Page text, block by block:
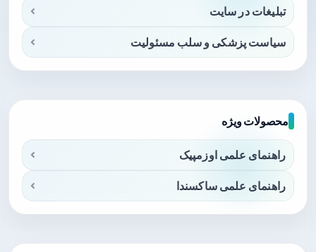
تبلیغات در سایت
سیاست پزشکی و سلب مسئولیت
محصولات ویژه
راهنمای علمی اوزمپیک
راهنمای علمی ساکسندا